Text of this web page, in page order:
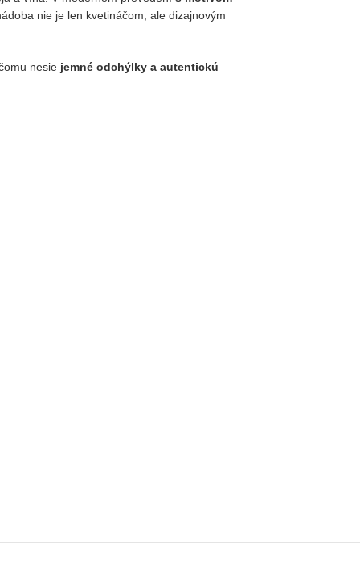
nie je len kvetináčom, ale dizajnovým
nesie jemné odchýlky a autentickú